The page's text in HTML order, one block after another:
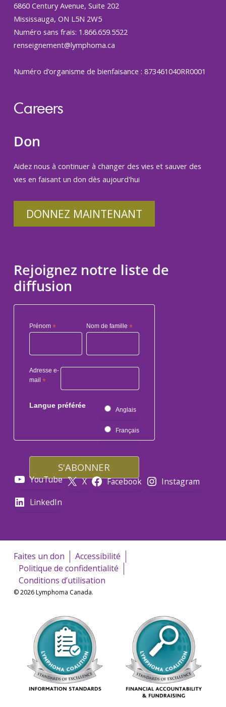
6860 Century Avenue, Suite 202
Mississauga, ON L5N 2W5
Numéro sans frais: 1.866.659.5522
renseignement@lymphoma.ca
Numéro d’organisme de bienfaisance : 873461040RR0001
Careers
Don
Aidez nous à continuer à changer des vies et sauver des
vies en faisant un don dès aujourd'hui
DONNEZ MAINTENANT
Rejoignez notre liste de
diffusion
Prénom * Nom de famille*
Adresse e-
mail *
Langue préférée
Anglais
Français
YouTube X Facebook
Instagram
LinkedIn
Faites un don
Accessibilité
Politique de confidentialité
Conditions d’utilisation
© 2026 Lymphoma Canada.